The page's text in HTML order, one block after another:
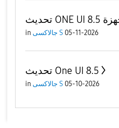
in جالاكسى S 05-11-2026
تحديث One UI 8.5
in جالاكسى S 05-10-2026